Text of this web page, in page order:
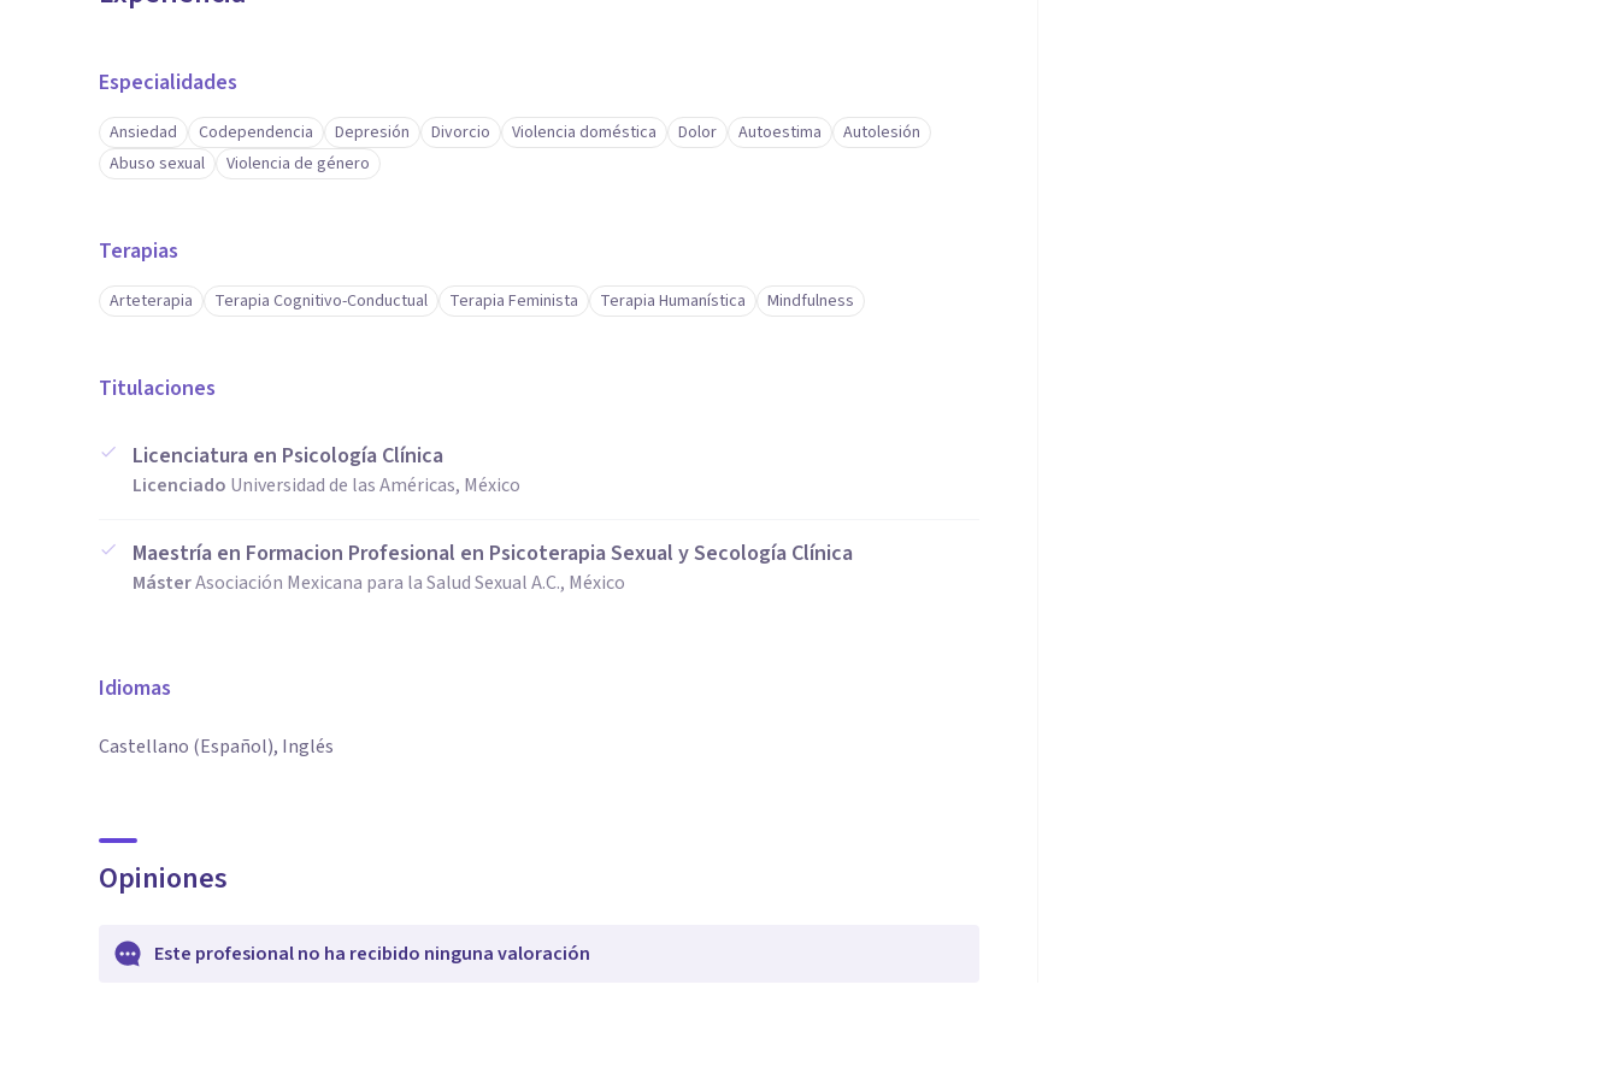
Especialidades
Ansiedad Codependencia Depresión Divorcio Violencia doméstica Dolor Autoestima
Autolesión
Abuso sexual
Violencia de género
Terapias
Arteterapia Terapia Cognitivo-Conductual Terapia Feminista Terapia Humanística Mindfulness
Titulaciones
Licenciatura en Psicología Clínica
Licenciado Universidad de las Américas, México
Maestría en Formacion Profesional en Psicoterapia Sexual y Secología Clínica
MásterAsociación Mexicana para la Salud Sexual A.C., México
Idiomas
Castellano (Español), Inglés
Opiniones
Este profesional no ha recibido ninguna valoración